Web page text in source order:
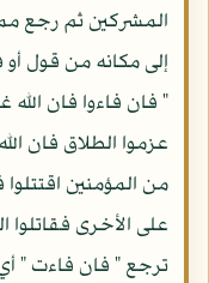
المشركين ثم رجع
إلى مكانه من قول
" فان فاءوا فان
عزموا الطلاق فان
من المؤمنين
على الأخرى فقاتلوا
ترجع " فان فاءت "